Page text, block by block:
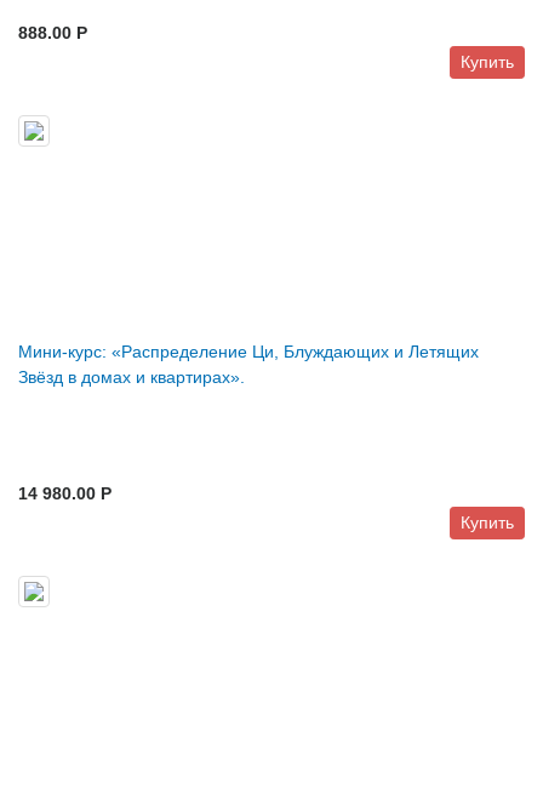
888.00 P
Купить
Мини-курс: «Распределение Ци, Блуждающих и Летящих
Звёзд в домах и квартирах».
14 980.00 P
Купить